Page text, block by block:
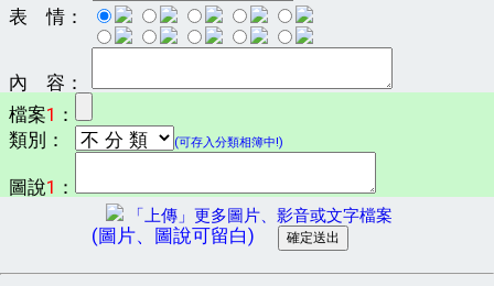
表 情：
內 容：
檔案1 ：
類別：
(可存入分類相簿中!)
圖說1 ：
「上傳」更多圖片、影音或文字檔案
(圖片、圖說可留白)